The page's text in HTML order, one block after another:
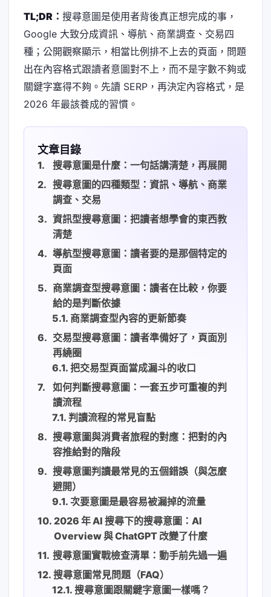
TL;DR： 搜尋意圖是使用者背後真正想完成的事，
Google 大致分成資訊、導航、商業調查、交易四
種；公開觀察顯示，相當比例排不上去的頁面，問題
出在內容格式跟讀者意圖對不上，而不是字數不夠或
關鍵字塞得不夠。先讀 SERP，再決定內容格式，是
2026 年最該養成的習慣。
文章目錄
搜尋意圖是什麼：一句話講清楚，再展開
搜尋意圖的四種類型：資訊、導航、商業
調查、交易
資訊型搜尋意圖：把讀者想學會的東西教
清楚
導航型搜尋意圖：讀者要的是那個特定的
頁面
商業調查型搜尋意圖：讀者在比較，你要
給的是判斷依據
商業調查型內容的更新節奏
交易型搜尋意圖：讀者準備好了，頁面別
再繞圈
把交易型頁面當成漏斗的收口
如何判斷搜尋意圖：一套五步可重複的判
讀流程
判讀流程的常見盲點
搜尋意圖與消費者旅程的對應：把對的內
容推給對的階段
搜尋意圖判讀最常見的五個錯誤（與怎麼
避開）
次要意圖是最容易被漏掉的流量
2026 年 AI 搜尋下的搜尋意圖：AI
Overview 與 ChatGPT 改變了什麼
搜尋意圖實戰檢查清單：動手前先過一遍
搜尋意圖常見問題（FAQ）
搜尋意圖跟關鍵字意圖一樣嗎？